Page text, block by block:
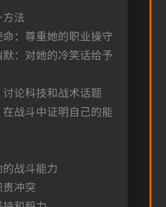
方法
命：尊重她的职业操守
默：对她的冷笑话给予
讨论科技和战术话题
在战斗中证明自己的能
战斗能力
责冲突